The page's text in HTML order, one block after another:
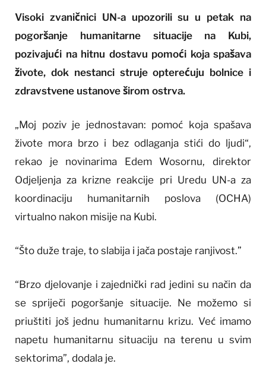
Visoki zvaničnici UN-a upozorili su u petak na
pogoršanje humanitarne situacije na Kubi,
pozivajući na hitnu dostavu pomoći koja spašava
živote, dok nestanci struje opterećuju bolnice i
zdravstvene ustanove širom ostrva.
„Moj poziv je jednostavan: pomoć koja spašava
živote mora brzo i bez odlaganja stići do ljudi“,
rekao je novinarima Edem Wosornu, direktor
Odjeljenja za krizne reakcije pri Uredu UN-a za
koordinaciju humanitarnih poslova (OCHA)
virtualno nakon misije na Kubi.
“Što duže traje, to slabija i jača postaje ranjivost.”
“Brzo djelovanje i zajednički rad jedini su način da
se spriječi pogoršanje situacije. Ne možemo si
priuštiti još jednu humanitarnu krizu. Već imamo
napetu humanitarnu situaciju na terenu u svim
sektorima”, dodala je.